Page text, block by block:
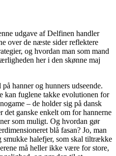
udgave af Delfinen handler
over de næste sider reflektere
og hvordan man som mand
her i den skønne maj
hanner og hunners udseende.
kan fuglene takke evolutionen for
– de holder sig på dansk
det ganske enkelt om for hannerne
som muligt. Og hvordan gør
blå fasan? Jo, man
halefjer, som skal tiltrække
må heller ikke være for store,